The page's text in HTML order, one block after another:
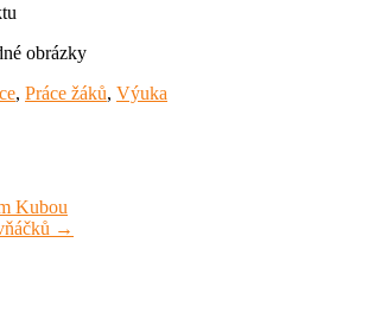
obrázky
, Práce žáků, Výuka
Kubou
→